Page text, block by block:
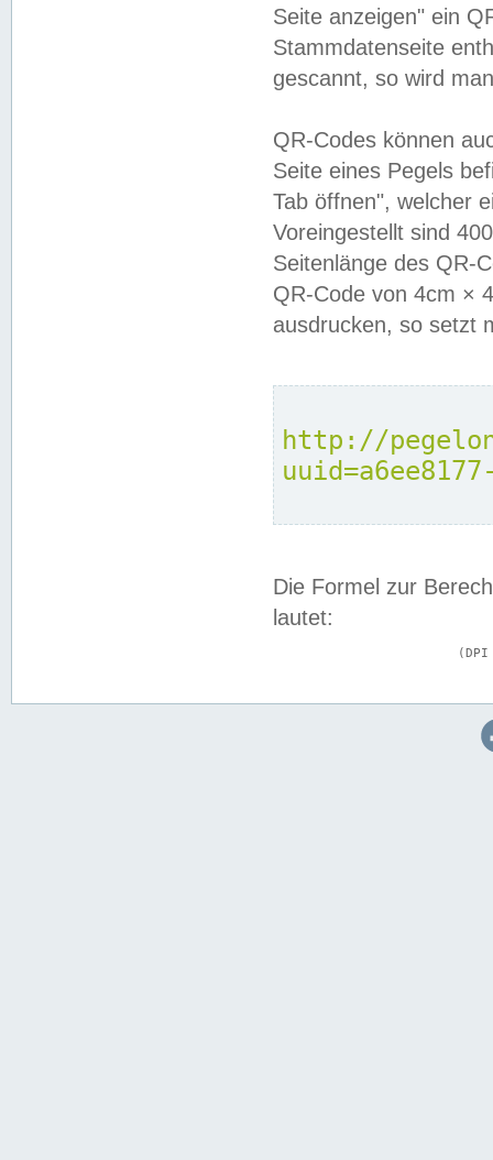
Seite anzeigen" ein
Stammdatenseite
gescannt, so wird
QR-Codes können
Seite eines Pegels
Tab öffnen", welcher
Voreingestellt sind
Seitenlänge des QR-
QR-Code von 4cm ×
ausdrucken, so setzt
http://
Die Formel zur
lautet: